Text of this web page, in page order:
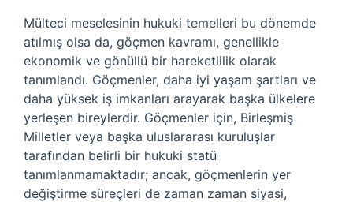
Mülteci meselesinin hukuki temelleri bu dönemde
atılmış olsa da, göçmen kavramı, genellikle
ekonomik ve gönüllü bir hareketlilik olarak
tanımlandı. Göçmenler, daha iyi yaşam şartları ve
daha yüksek iş imkanları arayarak başka ülkelere
yerleşen bireylerdir. Göçmenler için, Birleşmiş
Milletler veya başka uluslararası kuruluşlar
tarafından belirli bir hukuki statü
tanımlanmamaktadır; ancak, göçmenlerin yer
değiştirme süreçleri de zaman zaman siyasi,